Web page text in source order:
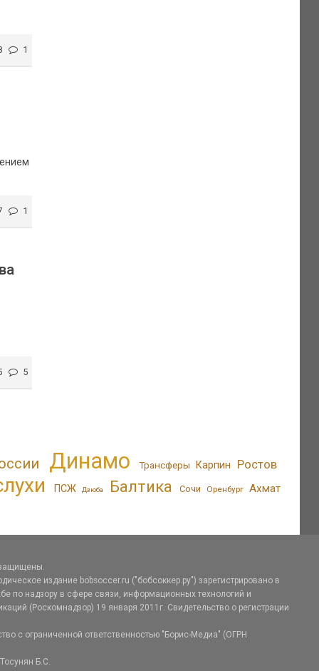
1
1
5
Динамо Трансферы Карпин Ростов
ПСЖ Дзюба Балтика Сочи Оренбург Ахмат
издание bobsoccer.ru ("бобсоккер.ру") зарегистрировано в
по надзору в сфере связи, информационных технологий и
(Роскомнадзор) 19 января 2011г. Свидетельство о регистрации
с ограниченной ответственностью "Борис-Медиа" (ОГРН
Б.С.